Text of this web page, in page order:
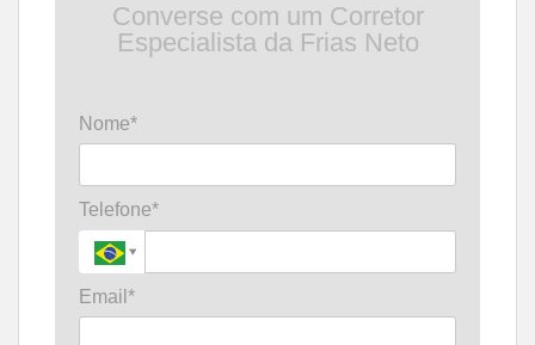
Converse com um Corretor
Especialista da Frias Neto
Nome*
Telefone*
Email*